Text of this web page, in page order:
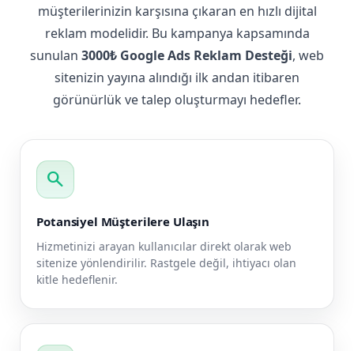
müşterilerinizin karşısına çıkaran en hızlı dijital
reklam modelidir. Bu kampanya kapsamında
sunulan 3000₺ Google Ads Reklam Desteği, web
sitenizin yayına alındığı ilk andan itibaren
görünürlük ve talep oluşturmayı hedefler.
search
Potansiyel Müşterilere Ulaşın
Hizmetinizi arayan kullanıcılar direkt olarak web
sitenize yönlendirilir. Rastgele değil, ihtiyacı olan
kitle hedeflenir.